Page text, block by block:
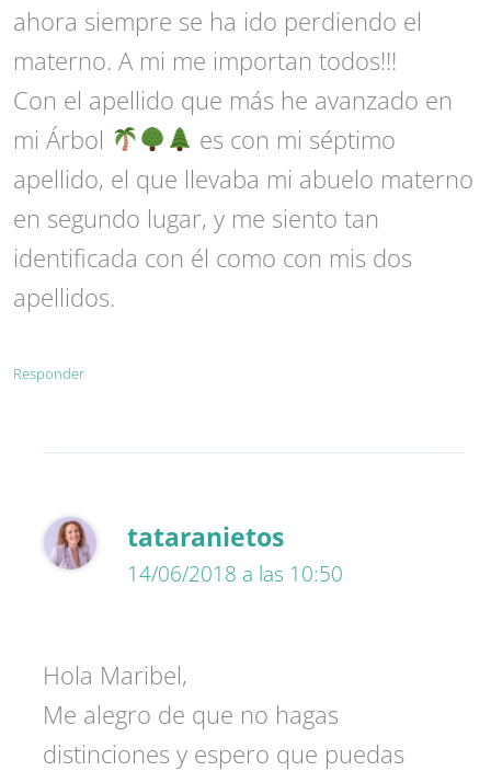
ahora siempre se ha ido perdiendo el
materno. A mi me importan todos!!!
Con el apellido que más he avanzado en
mi Árbol
es con mi séptimo
apellido, el que llevaba mi abuelo materno
en segundo lugar, y me siento tan
identificada con él como con mis dos
apellidos.
Responder
tataranietos
14/06/2018 a las 10:50
Hola Maribel,
Me alegro de que no hagas
distinciones y espero que puedas